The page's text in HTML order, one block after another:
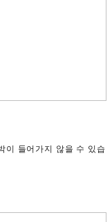
이 들어가지 않을 수 있습